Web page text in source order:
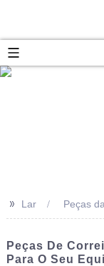
>> Lar Peças
Peças De
Para O Seu